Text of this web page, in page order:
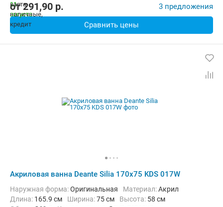
от291,90 p. 3 предложения
Сравнить цены
Акриловая ванна Deante Silia 170x75 KDS 017W
Наружная форма:Оригинальная Материал:Акрил
Длина: 165.9 см Ширина:75 см Высота: 58 см